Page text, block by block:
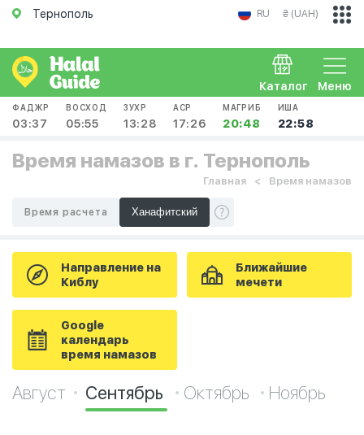
Тернополь RU ₴ (UAH)
Меню
Каталог
ФАДЖР
03:37
ВОСХОД
05:55
ЗУХР
13:28
АСР
17:26
МАГРИБ
20:48
ИША
22:58
Время намазов в г. Тернополь
Главная Время намазов
Время расчета
Направление на
Киблу
Ближайшие
мечети
Google
календарь
время намазов
Август Сентябрь Октябрь Ноябрь